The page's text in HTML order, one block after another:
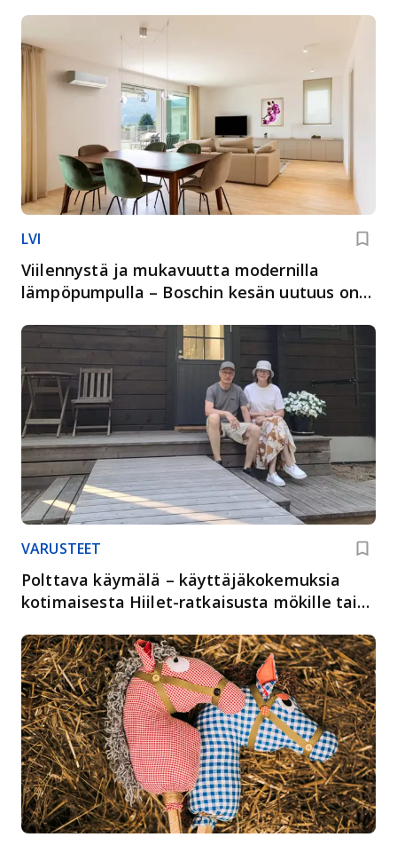
LVI
Viilennystä ja mukavuutta modernilla
lämpöpumpulla – Boschin kesän uutuus on
VARUSTEET
Polttava käymälä – käyttäjäkokemuksia
kotimaisesta Hiilet-ratkaisusta mökille tai